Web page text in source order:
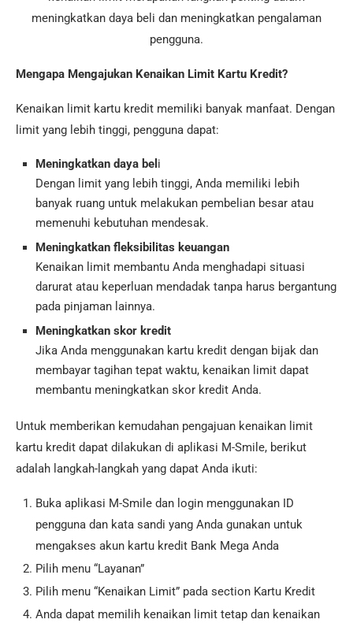
meningkatkan daya beli dan meningkatkan pengalaman
pengguna.
Mengapa Mengajukan Kenaikan Limit Kartu Kredit?
Kenaikan limit kartu kredit memiliki banyak manfaat. Dengan
limit yang lebih tinggi, pengguna dapat:
Meningkatkan daya bel i
Dengan limit yang lebih tinggi, Anda memiliki lebih
banyak ruang untuk melakukan pembelian besar atau
memenuhi kebutuhan mendesak.
Meningkatkan fleksibilitas keuangan
Kenaikan limit membantu Anda menghadapi situasi
darurat atau keperluan mendadak tanpa harus bergantung
pada pinjaman lainnya.
Meningkatkan skor kredit
Jika Anda menggunakan kartu kredit dengan bijak dan
membayar tagihan tepat waktu, kenaikan limit dapat
membantu meningkatkan skor kredit Anda.
Untuk memberikan kemudahan pengajuan kenaikan limit
kartu kredit dapat dilakukan di aplikasi M-Smile, berikut
adalah langkah-langkah yang dapat Anda ikuti:
Buka aplikasi M-Smile dan login menggunakan ID
pengguna dan kata sandi yang Anda gunakan untuk
mengakses akun kartu kredit Bank Mega Anda
Pilih menu “Layanan”
Pilih menu “Kenaikan Limit” pada section Kartu Kredit
Anda dapat memilih kenaikan limit tetap dan kenaikan